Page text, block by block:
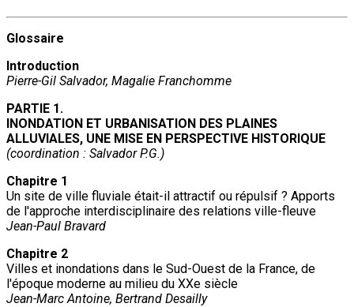
Glossaire
Introduction
Pierre-Gil Salvador, Magalie Franchomme
PARTIE 1.
INONDATION ET URBANISATION DES PLAINES
ALLUVIALES, UNE MISE EN PERSPECTIVE HISTORIQUE
(coordination : Salvador P.G.)
Chapitre 1
Un site de ville fluviale était-il attractif ou répulsif ? Apports
de l'approche interdisciplinaire des relations ville-fleuve
Jean-Paul Bravard
Chapitre 2
Villes et inondations dans le Sud-Ouest de la France, de
l'époque moderne au milieu du XXe siècle
Jean-Marc Antoine, Bertrand Desailly